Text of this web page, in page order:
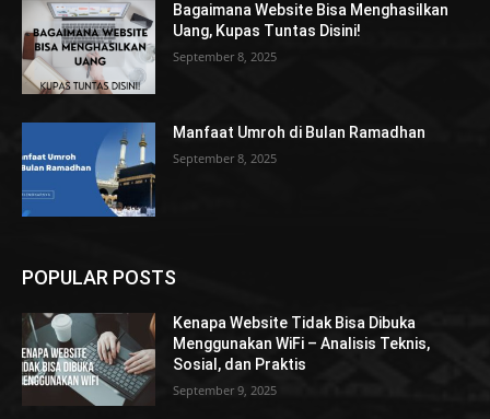
Bagaimana Website Bisa Menghasilkan
Uang, Kupas Tuntas Disini!
September 8, 2025
Manfaat Umroh di Bulan Ramadhan
September 8, 2025
POPULAR POSTS
Kenapa Website Tidak Bisa Dibuka
Menggunakan WiFi – Analisis Teknis,
Sosial, dan Praktis
September 9, 2025